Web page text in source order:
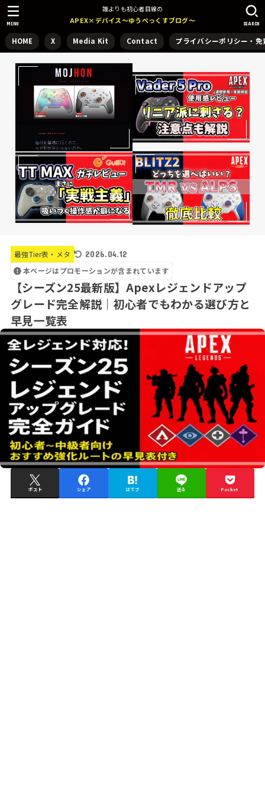
誰よりも初心者目線の
APEX×デバイス～ゆうぺっくすブログ～
HOME X Media Kit Contact プライバシーポリシー・免
SEARCH
MENU
最強Tier表・メタ
2026.04.12
本ページはプロモーションが含まれています
【シーズン25最新版】Apexレジェンドアップ
グレード完全解説｜初心者でもわかる選び方と
早見一覧表
ポスト シェア はてブ 送る Pocket